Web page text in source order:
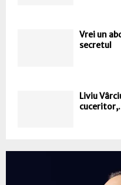
Vrei un
secretul
Liviu